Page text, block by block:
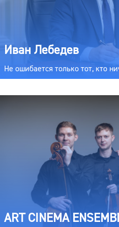
Иван Лебедев
Не ошибается только тот, кто
ART CINEMA